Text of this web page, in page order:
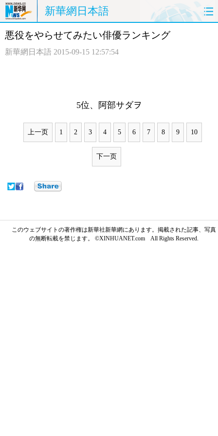
新華網日本語
ホームページ 政治
悪役をやらせてみたい俳優ランキング
新華網日本語 2015-09-15 12:57:54
5位、阿部サダヲ
上一页 1 2 3 4 5 6 7 8 9 10
下一页
このウェブサイトの著作権は新華社新華網にあります。掲載された記事、写真
の無断転載を禁じます。 ©XINHUANET.com All Rights Reserved.